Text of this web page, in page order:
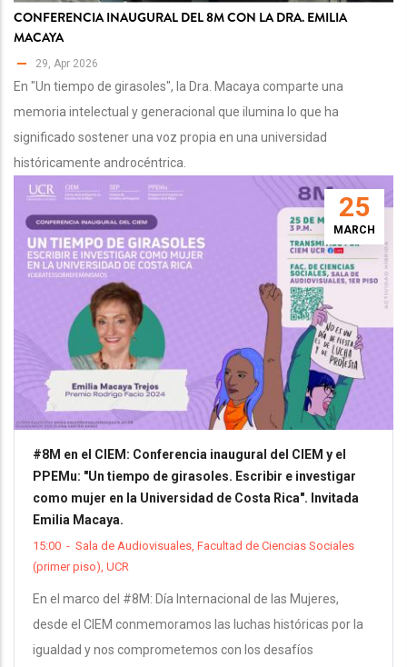
CONFERENCIA INAUGURAL DEL 8M CON LA DRA. EMILIA
MACAYA
29, Apr 2026
En "Un tiempo de girasoles", la Dra. Macaya comparte una
memoria intelectual y generacional que ilumina lo que ha
significado sostener una voz propia en una universidad
históricamente androcéntrica.
25
MARCH
#8M en el CIEM: Conferencia inaugural del CIEM y el
PPEMu: "Un tiempo de girasoles. Escribir e investigar
como mujer en la Universidad de Costa Rica". Invitada
Emilia Macaya.
15:00 - Sala de Audiovisuales, Facultad de Ciencias Sociales
(primer piso), UCR
En el marco del #8M: Día Internacional de las Mujeres,
desde el CIEM conmemoramos las luchas históricas por la
igualdad y nos comprometemos con los desafíos